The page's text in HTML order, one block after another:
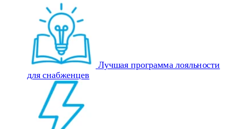
Лучшая программа лояльности
для снабженцев